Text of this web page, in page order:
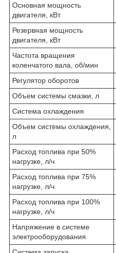
Основная мощность
двигателя, кВт
Резервная мощность
двигателя, кВт
Частота вращения
коленчатого вала, об/мин
Регулятор оборотов
Объем системы смазки, л
Система охлаждения
Объем системы охлаждения,
л
Расход топлива при 50%
нагрузке, л/ч
Расход топлива при 75%
нагрузке, л/ч
Расход топлива при 100%
нагрузке, л/ч
Напряжение в системе
электрооборудования